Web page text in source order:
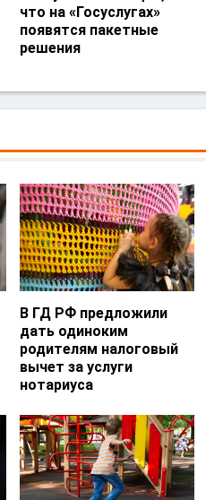
что на «Госуслугах»
появятся пакетные
решения
В ГД РФ предложили
дать одиноким
родителям налоговый
вычет за услуги
нотариуса